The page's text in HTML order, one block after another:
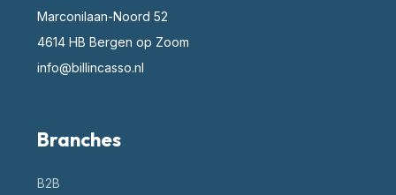
Marconilaan-Noord 52
4614 HB Bergen op Zoom
info@billincasso.nl
Branches
B2B